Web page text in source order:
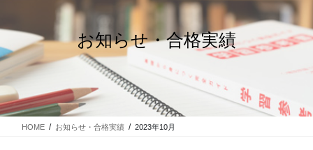
移
お知らせ・合格実績
HOME お知らせ・合格実績 2023年10月